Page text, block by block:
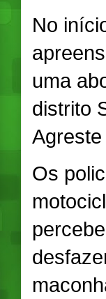
No
uma
distrito
Os